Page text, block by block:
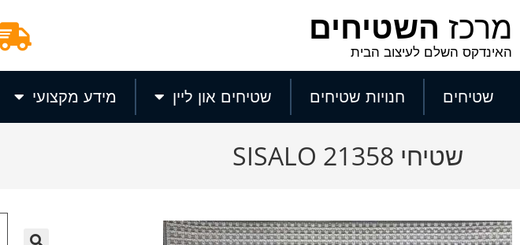
מרכז השטיחים
האינדקס השלם לעיצוב הבית
שטיחים חנויות שטיחים שטיחים און ליין מידע מקצועי
שטיחי SISALO 21358